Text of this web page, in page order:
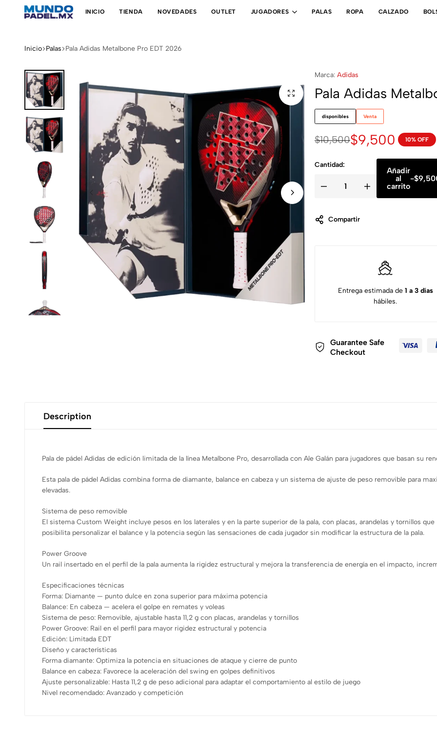
padel
INICIO TIENDA NOVEDADES OUTLET JUGADORES PALAS ROPA CALZADO
Inicio Palas Pala Adidas Metalbone Pro EDT 2026
Marca: Adidas
Pala Adidas
disponibles Venta
$10,500$9,500 10% OFF
Cantidad:
Añadir
al
carrito
-$
Compartir
Entrega estimada de 1 a 3 días
hábiles.
Guarantee Safe
Checkout
Description
Pala de pádel Adidas de edición limitada de la línea Metalbone Pro, desarrollada con Ale Galán para jugadores que basan su
Esta pala de pádel Adidas combina forma de diamante, balance en cabeza y un sistema de ajuste de peso removible para
elevadas.
Sistema de peso removible
El sistema Custom Weight incluye pesos en los laterales y en la parte superior de la pala, con placas, arandelas y tornillos
posibilita personalizar el balance y la potencia según las sensaciones de cada jugador sin modificar la estructura de la pala.
Power Groove
Un rail insertado en el perfil de la pala aumenta la rigidez estructural y mejora la transferencia de energía en el impacto,
Especificaciones técnicas
Forma: Diamante — punto dulce en zona superior para máxima potencia
Balance: En cabeza — acelera el golpe en remates y voleas
Sistema de peso: Removible, ajustable hasta 11,2 g con placas, arandelas y tornillos
Power Groove: Rail en el perfil para mayor rigidez estructural y potencia
Edición: Limitada EDT
Diseño y características
Forma diamante: Optimiza la potencia en situaciones de ataque y cierre de punto
Balance en cabeza: Favorece la aceleración del swing en golpes definitivos
Ajuste personalizable: Hasta 11,2 g de peso adicional para adaptar el comportamiento al estilo de juego
Nivel recomendado: Avanzado y competición